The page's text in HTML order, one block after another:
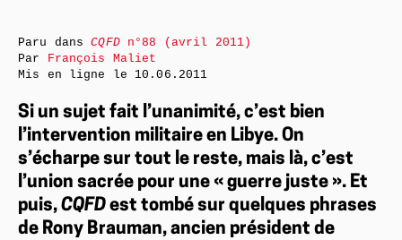
Si un sujet fait l’unanimité, c’est bien
l’intervention militaire en Libye. On
s’écharpe sur tout le reste, mais là, c’est
l’union sacrée pour une « guerre juste ». Et
puis, CQFD est tombé sur quelques phrases
de Rony Brauman, ancien président de
Paru dansCQFDn°88 (avril 2011)
Par François Maliet
Mis en ligne le 10.06.2011